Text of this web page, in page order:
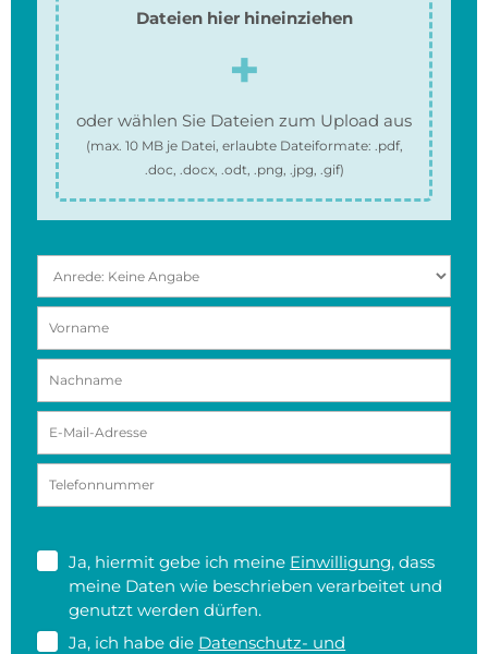
Dateien hier hineinziehen
oder wählen Sie Dateien zum Upload aus
(max. 10 MBje Datei, erlaubte Dateiformate: .pdf,
.doc, .docx, .odt, .png, .jpg, .gif)
Ja, hiermit gebe ich meine Einwilligung, dass
meine Daten wie beschrieben verarbeitet und
genutzt werden dürfen.
Ja, ich habe die Datenschutz- und